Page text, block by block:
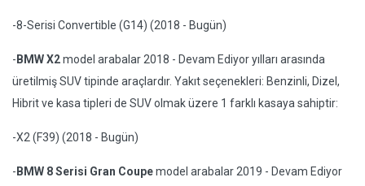
-8-Serisi Convertible (G14) (2018 - Bugün)
- BMW X2model arabalar 2018 - Devam Ediyor yılları arasında
üretilmiş SUV tipinde araçlardır. Yakıt seçenekleri: Benzinli, Dizel,
Hibrit ve kasa tipleri de SUV olmak üzere 1 farklı kasaya sahiptir:
-X2 (F39) (2018 - Bugün)
- BMW 8 Serisi Gran Coupemodel arabalar 2019 - Devam Ediyor